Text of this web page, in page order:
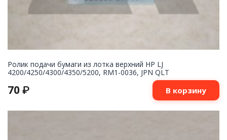
Ролик подачи бумаги из лотка верхний HP LJ
4200/4250/4300/4350/5200, RM1-0036, JPN QLT
70 ₽ В корзину